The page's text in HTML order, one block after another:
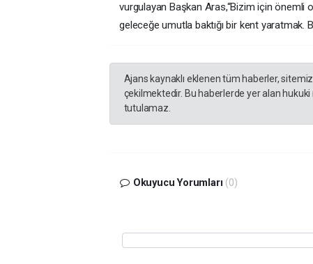
vurgulayan Başkan Aras,“Bizim için önemli
geleceğe umutla baktığı bir kent yaratmak.
Ajans kaynaklı eklenen tüm haberler,
çekilmektedir. Bu haberlerde yer alan
tutulamaz.
Okuyucu Yorumları (0)